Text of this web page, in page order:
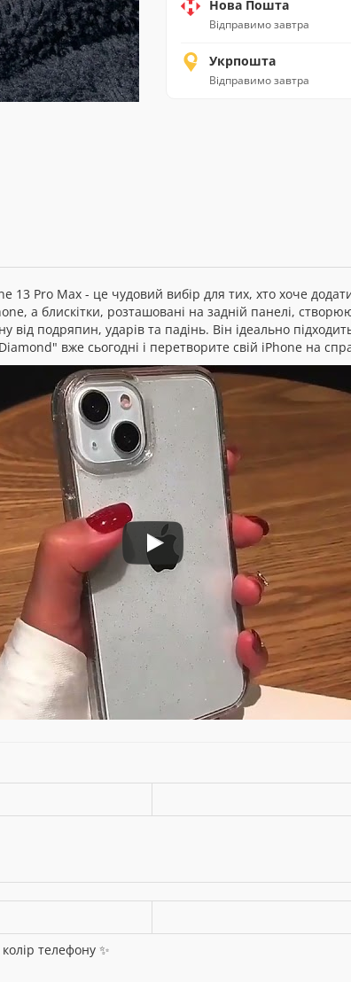
Нова Пошта
Відправимо завтра
Укрпошта
Відправимо завтра
13 Pro Max - це чудовий вибір для тих, хто хоче
а блискітки, розташовані на задній панелі,
подряпин, ударів та падінь. Він ідеально
вже сьогодні і перетворите свій iPhone на
телефону ✨